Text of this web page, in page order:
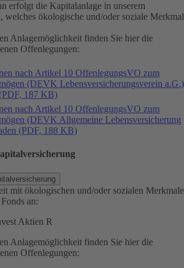
erfolgt die Kapitalanlage in unserem
welches ökologische und/oder soziale
Anlagemöglichkeit finden Sie hier die
Offenlegungen:
nach Artikel 10 OffenlegungsVO zum
(DEVK Lebensversicherungsverein a.G.)
187 KB)
nach Artikel 10 OffenlegungsVO zum
(DEVK Allgemeine Lebensversicherung
(PDF, 188 KB)
mit ökologischen und/oder sozialen
an:
Aktien R
Anlagemöglichkeit finden Sie hier die
Offenlegungen: